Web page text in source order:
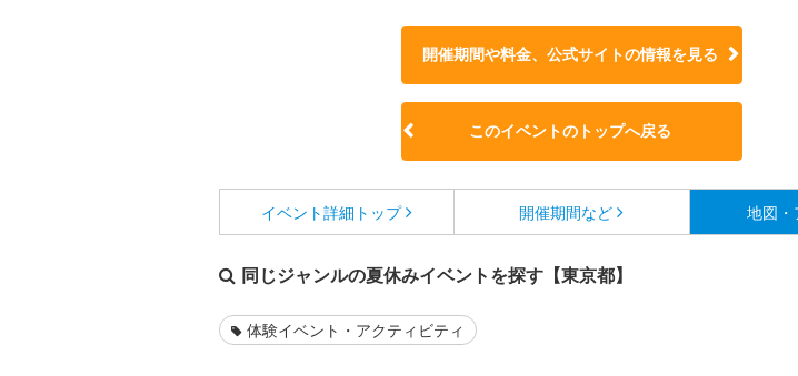
開催期間や料金、公式サイトの情報を見る
このイベントのトップへ戻る
イベント詳細 トップ 開催期間など 地図・
同じジャンルの夏休みイベントを探す【東京都】
体験イベント・アクティビティ